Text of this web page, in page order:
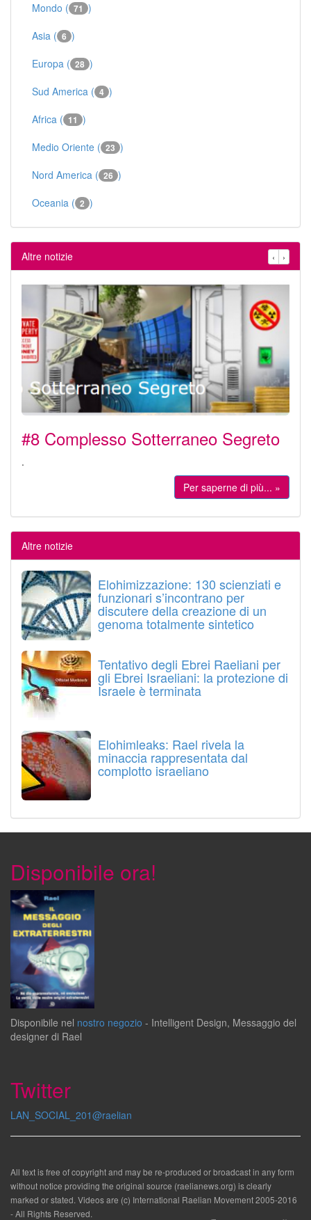
Mondo ( 71 )
Asia ( 6 )
Europa ( 28 )
Sud America ( 4 )
Africa ( 11 )
Medio Oriente ( 23 )
Nord America ( 26 )
Oceania ( 2 )
Altre notizie ‹ ›
#8 Complesso Sotterraneo Segreto
.
Per saperne di più... »
Altre notizie
Elohimizzazione: 130 scienziati e
funzionari s’incontrano per
discutere della creazione di un
genoma totalmente sintetico
Tentativo degli Ebrei Raeliani per
gli Ebrei Israeliani: la protezione di
Israele è terminata
Elohimleaks: Rael rivela la
minaccia rappresentata dal
complotto israeliano
Disponibile ora!
Disponibile nel nostro negozio - Intelligent Design, Messaggio del
designer di Rael
Twitter
LAN_SOCIAL_201@raelian
All text is free of copyright and may be re-produced or broadcast in any form
without notice providing the original source (raelianews.org) is clearly
marked or stated. Videos are (c) International Raelian Movement 2005-2016
- All Rights Reserved.